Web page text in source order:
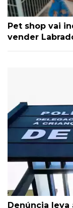
Pet shop vai
vender
Denúncia